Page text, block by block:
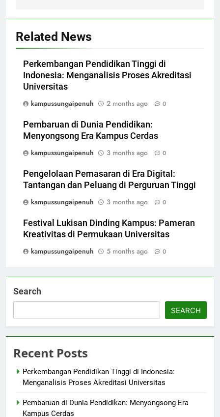
Related News
Perkembangan Pendidikan Tinggi di
Indonesia: Menganalisis Proses Akreditasi
Universitas
kampussungaipenuh
2 months ago 0
Pembaruan di Dunia Pendidikan:
Menyongsong Era Kampus Cerdas
kampussungaipenuh
3 months ago 0
Pengelolaan Pemasaran di Era Digital:
Tantangan dan Peluang di Perguruan Tinggi
kampussungaipenuh
3 months ago 0
Festival Lukisan Dinding Kampus: Pameran
Kreativitas di Permukaan Universitas
kampussungaipenuh
5 months ago 0
Search
SEARCH
Recent Posts
Perkembangan Pendidikan Tinggi di Indonesia:
Menganalisis Proses Akreditasi Universitas
Pembaruan di Dunia Pendidikan: Menyongsong Era
Kampus Cerdas